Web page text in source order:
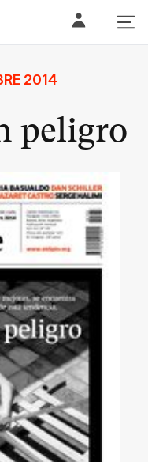
2014
peligro